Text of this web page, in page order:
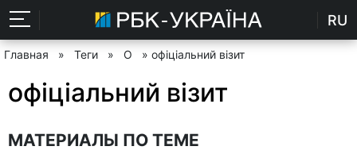
RU
Главная » Теги » О » офіціальний візит
офіціальний візит
МАТЕРИАЛЫ ПО ТЕМЕ